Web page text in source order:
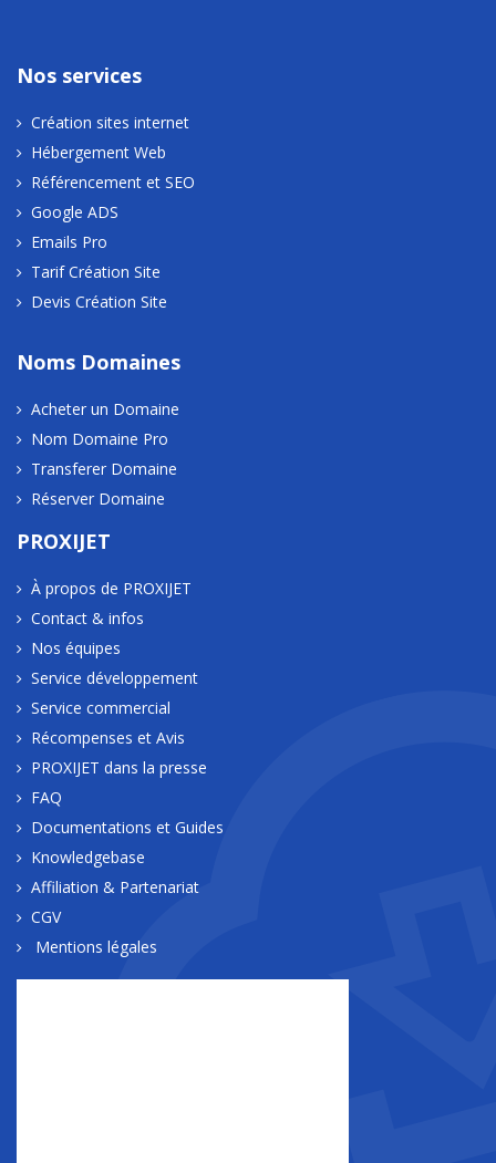
Nos services
Création sites internet
Hébergement Web
Référencement et SEO
Google ADS
Emails Pro
Tarif Création Site
Devis Création Site
Noms Domaines
Acheter un Domaine
Nom Domaine Pro
Transferer Domaine
Réserver Domaine
PROXIJET
À propos de PROXIJET
Contact & infos
Nos équipes
Service développement
Service commercial
Récompenses et Avis
PROXIJET dans la presse
FAQ
Documentations et Guides
Knowledgebase
Affiliation & Partenariat
CGV
Mentions légales